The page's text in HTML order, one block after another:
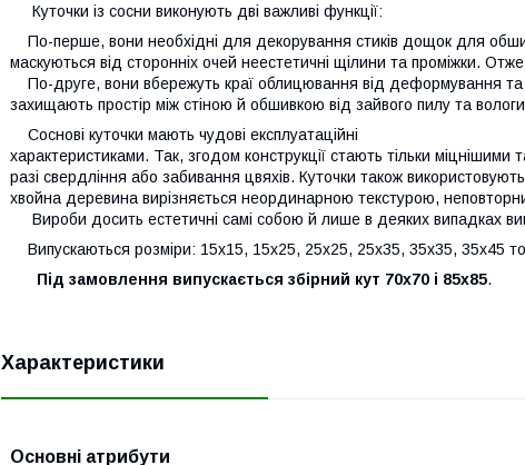
Куточки із сосни виконують дві важливі функції:
По-перше, вони необхідні для декорування стиків дощок для
маскуються від сторонніх очей неестетичні щілини та проміжки.
По-друге, вони вбережуть краї облицювання від деформування та
захищають простір між стіною й обшивкою від зайвого пилу та
Соснові куточки мають чудові експлуатаційні
характеристиками. Так, згодом конструкції стають тільки міцнішими
разі свердління або забивання цвяхів. Куточки також
хвойна деревина вирізняється неординарною текстурою,
Вироби досить естетичні самі собою й лише в деяких випадках
Випускаються розміри: 15х15, 15х25, 25х25, 25х35, 35х35, 35х45
Під замовлення випускається збірний кут 70х70 і 85х85.
Характеристики
Основні атрибути